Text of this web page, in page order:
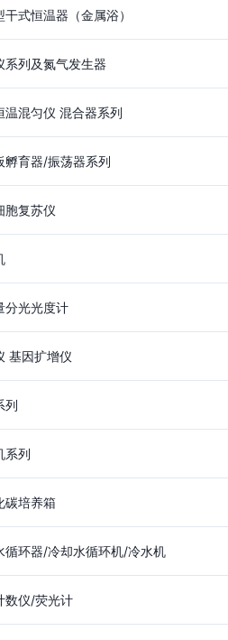
干式恒温器（金属浴）
系列及氮气发生器
温混匀仪 混合器系列
孵育器/振荡器系列
胞复苏仪
分光光度计
基因扩增仪
列
系列
碳培养箱
循环器/冷却水循环机/冷水机
数仪/荧光计